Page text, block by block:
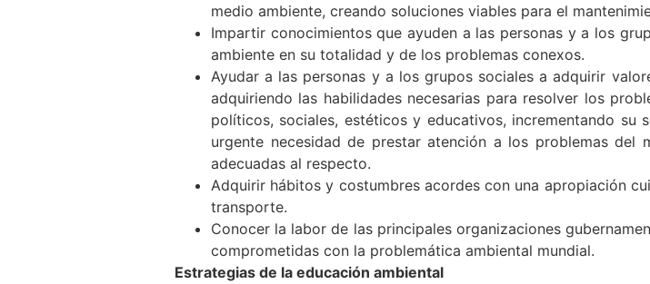
medio ambiente, creando soluciones viables para el
Impartir conocimientos que ayuden a las personas y a los
ambiente en su totalidad y de los problemas conexos.
Ayudar a las personas y a los grupos sociales a adquirir
adquiriendo las habilidades necesarias para resolver los
políticos, sociales, estéticos y educativos, incrementando
urgente necesidad de prestar atención a los problemas del
adecuadas al respecto.
Adquirir hábitos y costumbres acordes con una apropiación
transporte.
Conocer la labor de las principales organizaciones
comprometidas con la problemática ambiental mundial.
Estrategias de la educación ambiental